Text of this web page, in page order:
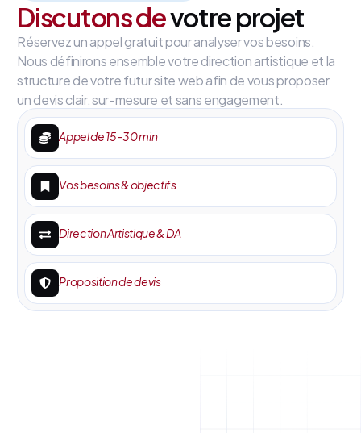
Discutons devotre projet
Réservez un appel gratuit pour analyser vos besoins.
Nous définirons ensemble votre direction artistique et la
structure de votre futur site web afin de vous proposer
un devis clair, sur-mesure et sans engagement.
Appel de 15–30 min
Vos besoins & objectifs
Direction Artistique & DA
Proposition de devis